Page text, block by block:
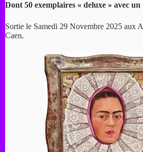
Dont 50 exemplaires « deluxe » avec un
Sortie le Samedi 29 Novembre 2025 aux
Caen.